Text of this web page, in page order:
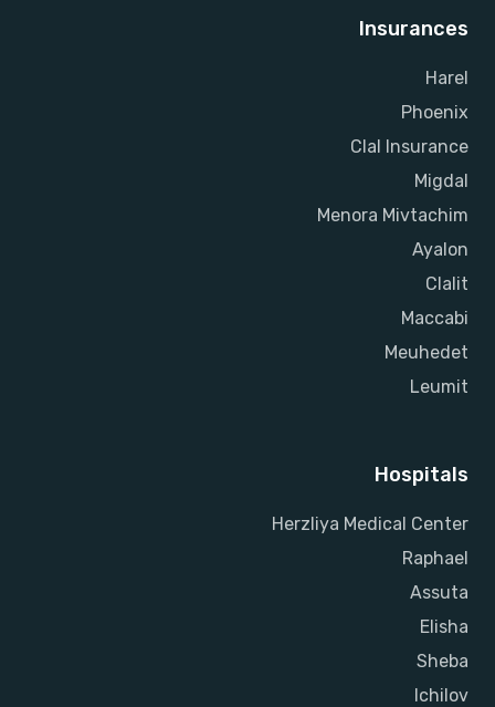
Insurances
Harel
Phoenix
Clal Insurance
Migdal
Menora Mivtachim
Ayalon
Clalit
Maccabi
Meuhedet
Leumit
Hospitals
Herzliya Medical Center
Raphael
Assuta
Elisha
Sheba
Ichilov